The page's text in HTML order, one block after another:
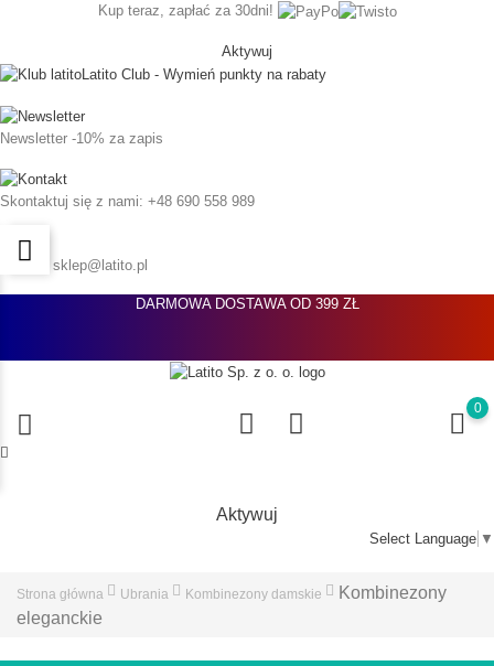
Kup teraz, zapłać za 30dni!
Aktywuj
Latito Club - Wymień punkty na rabaty
Newsletter -10% za zapis
Skontaktuj się z nami: +48 690 558 989
Napisz: sklep@latito.pl
DARMOWA DOSTAWA OD 399 ZŁ
0
Aktywuj
Select Language ▼
Strona główna Ubrania Kombinezony damskie
Kombinezony
eleganckie